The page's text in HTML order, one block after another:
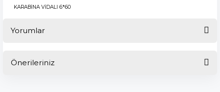
KARABİNA VİDALI 6*60
Yorumlar
Önerileriniz